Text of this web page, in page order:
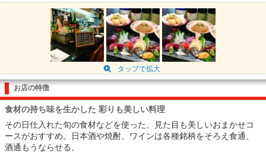
タップで拡大
お店の特徴
食材の持ち味を生かした 彩りも美しい料理
その日仕入れた旬の食材などを使った、見た目も美しいおまかせコ
ースがおすすめ。日本酒や焼酎、ワインは各種銘柄をそろえ食通、
酒通もうならせる。